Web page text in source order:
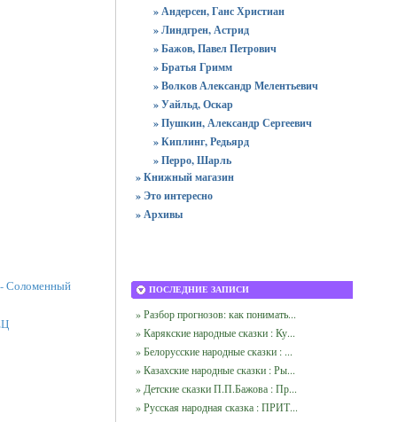
- Соломенный
» Андерсен, Ганс Христиан
» Линдгрен, Астрид
» Бажов, Павел Петрович
» Братья Гримм
» Волков Александр Мелентьевич
» Уайльд, Оскар
» Пушкин, Александр Сергеевич
» Киплинг, Редьярд
» Перро, Шарль
» Книжный магазин
» Это интересно
» Архивы
ПОСЛЕДНИЕ ЗАПИСИ
» Разбор прогнозов: как понимать...
» Карякские народные сказки : Ку...
» Белорусские народные сказки : ...
» Казахские народные сказки : Ры...
» Детские сказки П.П.Бажова : Пр...
» Русская народная сказка : ПРИТ...